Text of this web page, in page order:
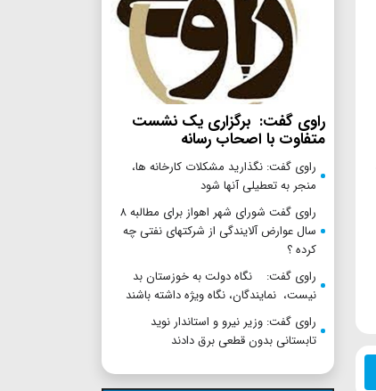
راوی گفت: برگزاری یک نشست
متفاوت با اصحاب رسانه
راوی گفت: نگذارید مشکلات کارخانه ها،
منجر به تعطیلی آنها شود
راوی گفت شورای شهر اهواز برای مطالبه ۸
سال عوارض آلایندگی از شرکتهای نفتی چه
کرده ؟
راوی گفت: نگاه دولت به خوزستان بد
نیست، نمایندگان، نگاه ویژه داشته باشند
راوی گفت: وزیر نیرو و استاندار نوید
تابستانی بدون قطعی برق دادند